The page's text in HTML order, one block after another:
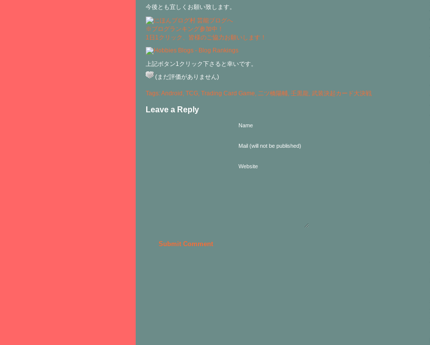
今後とも宜しくお願い致します。
※ブログランキング参加中！
1日1クリック、皆様のご協力お願いします！
上記ボタン1クリック下さると幸いです。
(まだ評価がありません)
Tags:Android , TCG, Trading Card Game, 二ツ橋陽輔, 壬黒龍, 武装決起カード大決戦
Leave a Reply
Name
Mail (will not be published)
Website